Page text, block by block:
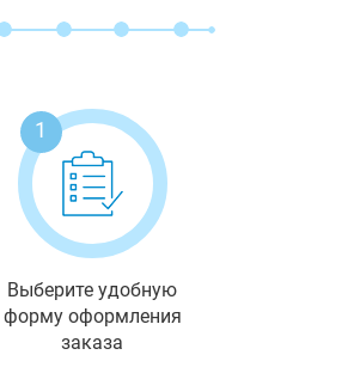
1
Выберите удобную
форму оформления
заказа